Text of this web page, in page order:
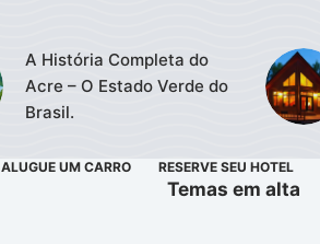
A História Completa do
Acre – O Estado Verde do
Brasil.
ALUGUE UM CARRO RESERVE SEU HOTEL
Temas em alta